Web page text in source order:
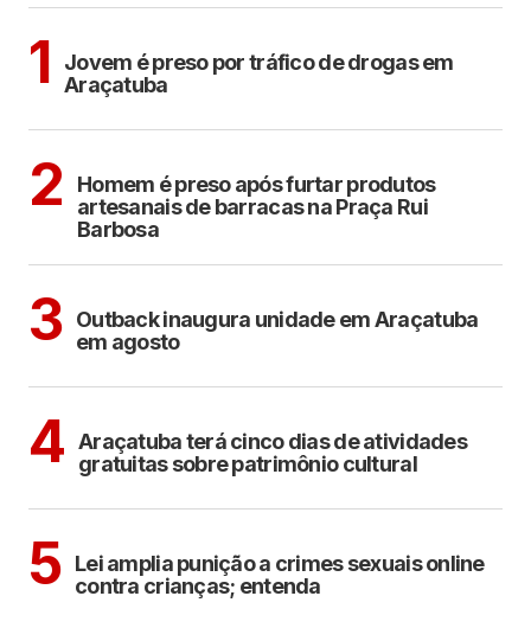
1
Jovem é preso por tráfico de drogas em
Araçatuba
2
Homem é preso após furtar produtos
artesanais de barracas na Praça Rui
Barbosa
3 Outback inaugura unidade em Araçatuba
em agosto
4 Araçatuba terá cinco dias de atividades
gratuitas sobre patrimônio cultural
5 Lei amplia punição a crimes sexuais online
contra crianças; entenda